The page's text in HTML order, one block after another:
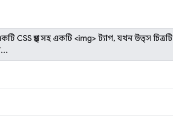
CSS প্রস্থ সহ একটি <img> ট্যাগ, যখন উত্স চিত্রটি